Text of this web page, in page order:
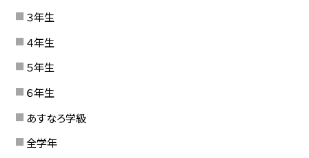
３年生
４年生
５年生
６年生
あすなろ学級
全学年